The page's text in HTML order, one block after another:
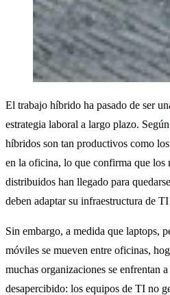
El trabajo híbrido ha pasado de ser
estrategia laboral a largo plazo. Según
híbridos son tan productivos como
en la oficina, lo que confirma que los
distribuidos han llegado para
deben adaptar su infraestructura de
Sin embargo, a medida que laptops,
móviles se mueven entre oficinas,
muchas organizaciones se enfrentan
desapercibido: los equipos de TI no